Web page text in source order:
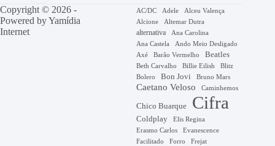
Copyright © 2026 -
Powered byYamídia
Internet
AC/DC Adele
Alceu Valença
Alcione
Altemar Dutra
alternativa
Ana Carolina
Ana Castela
Ando Meio Desligado
Axé Barão Vermelho Beatles
Beth Carvalho Billie Eilish
Blitz
Bolero
Bon Jovi Bruno Mars
Caetano Veloso Caminhemos
Chico Buarque Cifra
Coldplay
Elis Regina
Erasmo Carlos
Evanescence
Facilitado
Forro Frejat